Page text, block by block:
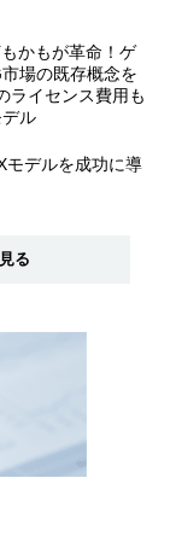
かもが革命！ゲ
場の既存概念を
ライセンス費用も
ル
デルを成功に導
る